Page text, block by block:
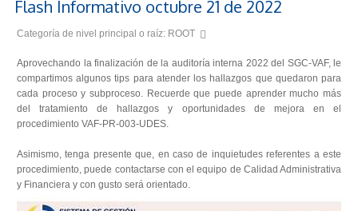
Flash Informativo octubre 21 de 2022
Categoría de nivel principal o raíz: ROOT
Aprovechando la finalización de la auditoría interna 2022 del SGC-VAF, le
compartimos algunos tips para atender los hallazgos que quedaron para
cada proceso y subproceso. Recuerde que puede aprender mucho más
del tratamiento de hallazgos y oportunidades de mejora en el
procedimiento VAF-PR-003-UDES.
Asimismo, tenga presente que, en caso de inquietudes referentes a este
procedimiento, puede contactarse con el equipo de Calidad Administrativa
y Financiera y con gusto será orientado.